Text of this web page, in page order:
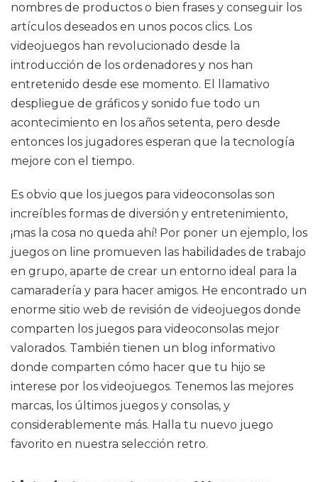
nombres de productos o bien frases y conseguir los
artículos deseados en unos pocos clics. Los
videojuegos han revolucionado desde la
introducción de los ordenadores y nos han
entretenido desde ese momento. El llamativo
despliegue de gráficos y sonido fue todo un
acontecimiento en los años setenta, pero desde
entonces los jugadores esperan que la tecnología
mejore con el tiempo.
Es obvio que los juegos para videoconsolas son
increíbles formas de diversión y entretenimiento,
¡mas la cosa no queda ahí! Por poner un ejemplo, los
juegos on line promueven las habilidades de trabajo
en grupo, aparte de crear un entorno ideal para la
camaradería y para hacer amigos. He encontrado un
enorme sitio web de revisión de videojuegos donde
comparten los juegos para videoconsolas mejor
valorados. También tienen un blog informativo
donde comparten cómo hacer que tu hijo se
interese por los videojuegos. Tenemos las mejores
marcas, los últimos juegos y consolas, y
considerablemente más. Halla tu nuevo juego
favorito en nuestra selección retro.